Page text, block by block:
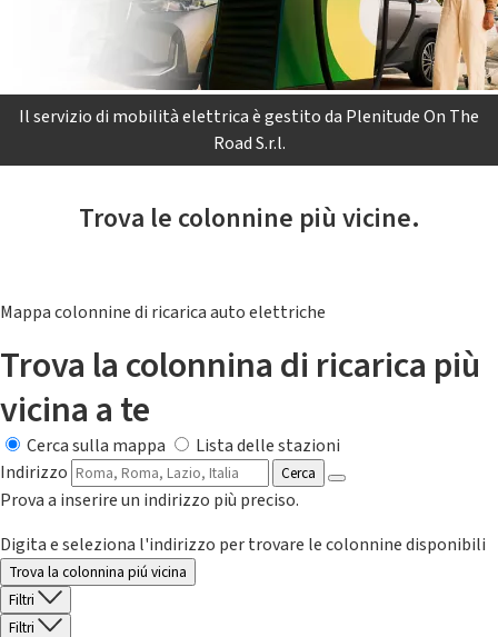
Il servizio di mobilità elettrica è gestito da Plenitude On The
Road S.r.l.
Trova le colonnine più vicine.
Mappa colonnine di ricarica auto elettriche
Trova la colonnina di ricarica più
vicina a te
Cerca sulla mappa
Lista delle stazioni
Indirizzo
Cerca
Prova a inserire un indirizzo più preciso.
Digita e seleziona l'indirizzo per trovare le colonnine disponibili
Trova la colonnina piú vicina
Filtri
Filtri